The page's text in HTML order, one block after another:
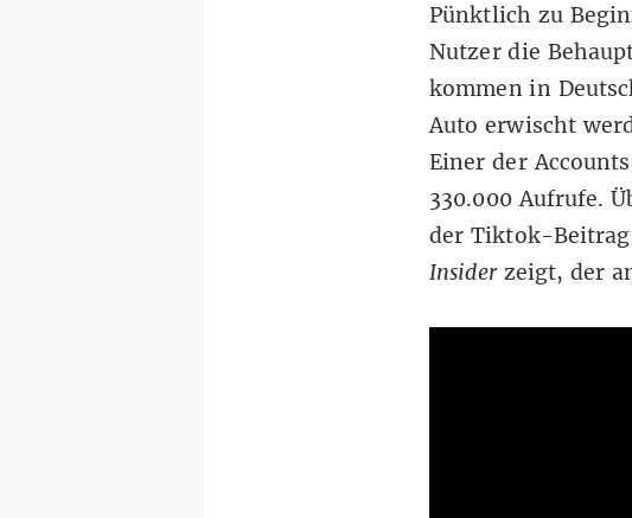
Pünktlich zu
Nutzerdie
kommen in
Auto erwischt
Einer der
330.000 Aufrufe.
der Tiktok-
Insiderzeigt, der